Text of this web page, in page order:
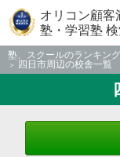
オリコン顧客
塾・学習塾 検
塾、スクールのランキン
四日市周辺の校舎一覧